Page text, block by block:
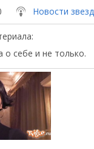
Новости звезд
:
о себе и не только.